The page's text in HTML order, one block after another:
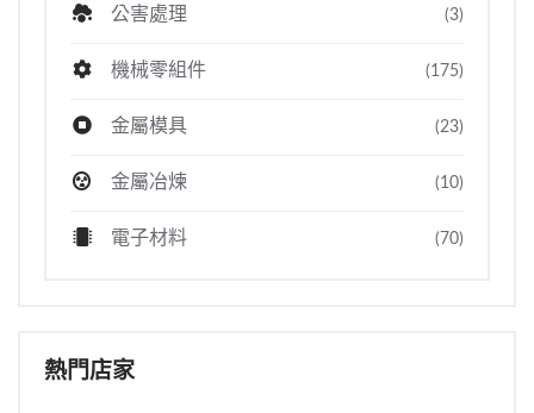
公害處理 (3)
機械零組件 (175)
金屬模具 (23)
金屬冶煉 (10)
電子材料 (70)
熱門店家